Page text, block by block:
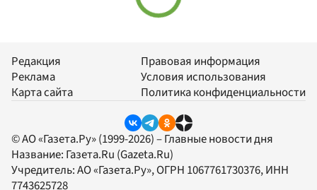
Редакция
Реклама
Карта сайта
Правовая информация
Условия использования
Политика конфиденциальности
© АО «Газета.Ру» (1999-2026) – Главные новости дня
Название: Газета.Ru (Gazeta.Ru)
Учредитель:АО «Газета.Ру», ОГРН 1067761730376, ИНН
7743625728